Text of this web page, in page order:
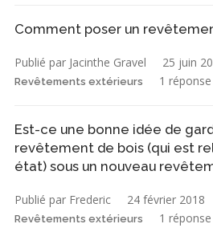
Comment poser un
Publié par Jacinthe Gravel 25 juin
Revêtements extérieurs 1 réponse
Est-ce une bonne idée de
revêtement de bois (qui est
état) sous un nouveau
Publié par Frederic 24 février 2018
Revêtements extérieurs 1 réponse